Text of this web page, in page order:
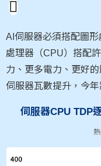
AI伺服器必須搭配圖
處理器（CPU）搭配
力、更多電力、更好
伺服器瓦數提升，今
伺服器CPU TDP